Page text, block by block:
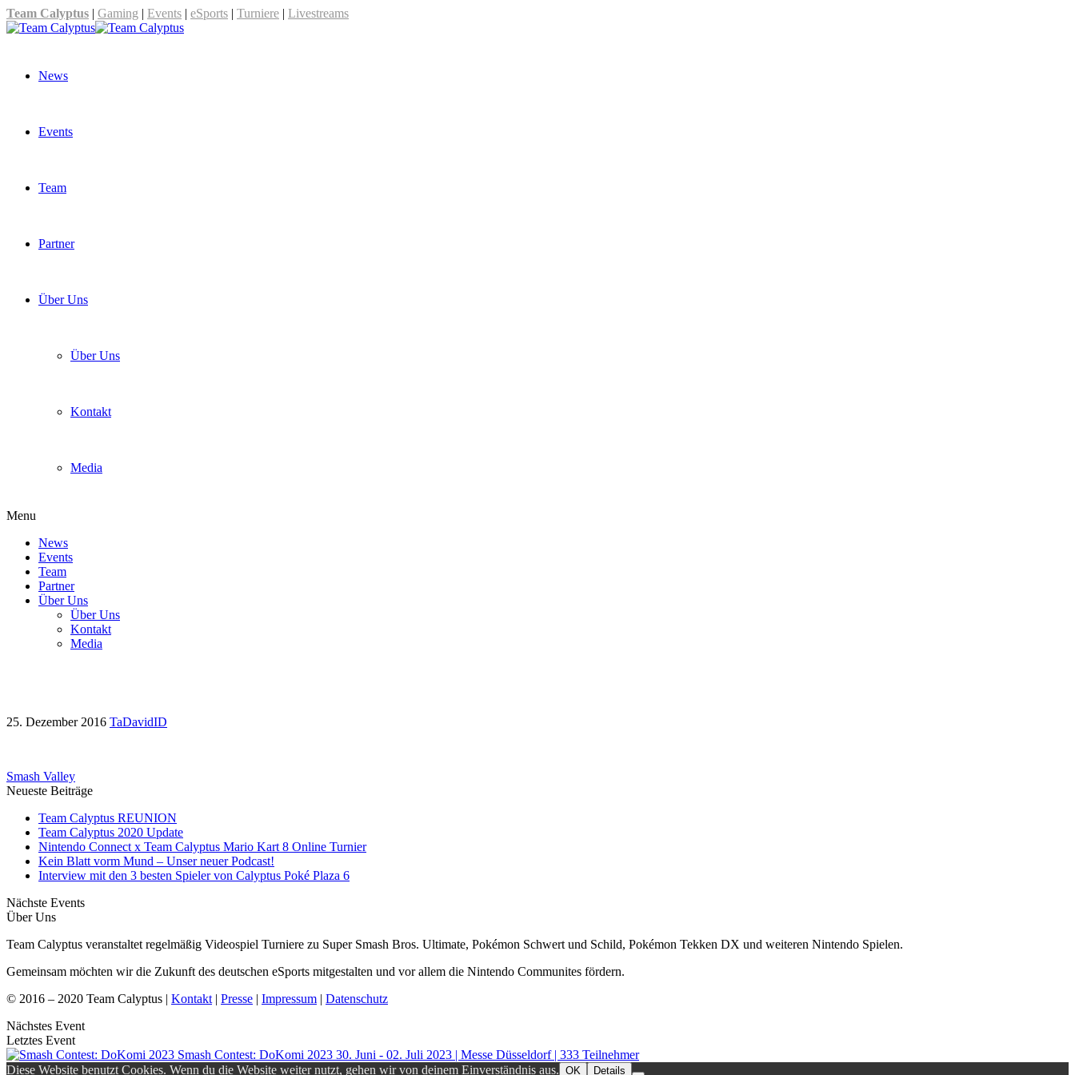
Team Calyptus | Gaming | Events | eSports | Turniere | Livestreams
News
Events
Team
Partner
Über Uns
Über Uns
Kontakt
Media
Menu
News
Events
Team
Partner
Über Uns
Über Uns
Kontakt
Media
25. Dezember 2016 TaDavidID
Smash Valley
Neueste Beiträge
Team Calyptus REUNION
Team Calyptus 2020 Update
Nintendo Connect x Team Calyptus Mario Kart 8 Online Turnier
Kein Blatt vorm Mund – Unser neuer Podcast!
Interview mit den 3 besten Spieler von Calyptus Poké Plaza 6
Nächste Events
Über Uns
Team Calyptus veranstaltet regelmäßig Videospiel Turniere zu Super Smash Bros. Ultimate, Pokémon Schwert und Schild, Pokémon Tekken DX und weiteren Nintendo Spielen.
Gemeinsam möchten wir die Zukunft des deutschen eSports mitgestalten und vor allem die Nintendo Communites fördern.
© 2016 – 2020 Team Calyptus | Kontakt | Presse | Impressum | Datenschutz
Nächstes Event
Letztes Event
Smash Contest: DoKomi 2023 30. Juni - 02. Juli 2023 | Messe Düsseldorf | 333 Teilnehmer
Diese Website benutzt Cookies. Wenn du die Website weiter nutzt, gehen wir von deinem Einverständnis aus. OK Details